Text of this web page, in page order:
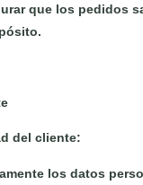
que los pedidos
del cliente:
los datos